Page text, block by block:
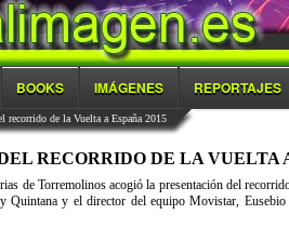
BOOKS IMÁGENES REPORTAJES
recorrido de la Vuelta a España 2015
RECORRIDO DE LA VUELTA A
de Torremolinos acogió la presentación del
Quintana y el director del equipo Movistar,